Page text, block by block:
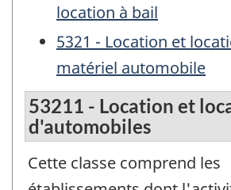
location à bail
5321 - Location et
matériel automobile
53211 - Location et
d'automobiles
Cette classe comprend les